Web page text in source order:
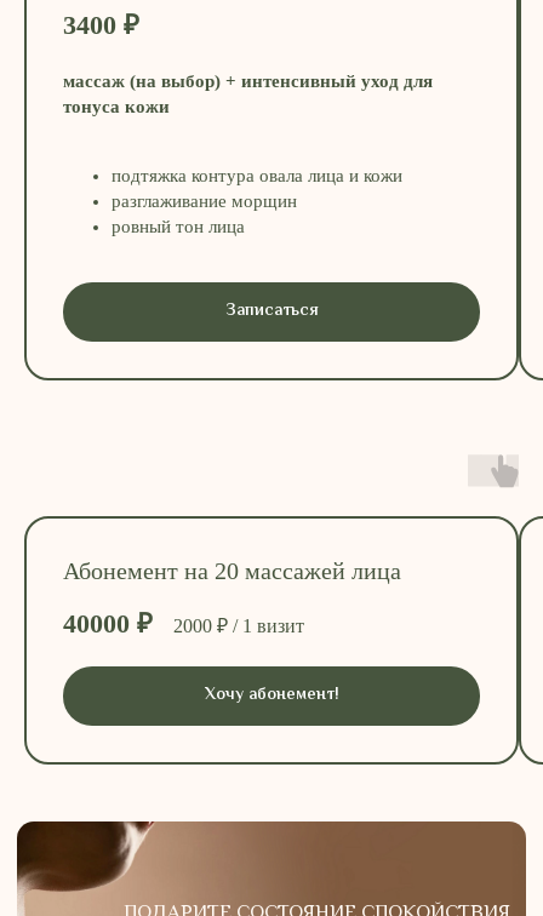
3400 ₽
массаж (на выбор) + интенсивный уход для
тонуса кожи
подтяжка контура овала лица и кожи
разглаживание морщин
ровный тон лица
Записаться
Абонемент на 20 массажей лица
40000 ₽ 2000 ₽ / 1 визит
Хочу абонемент!